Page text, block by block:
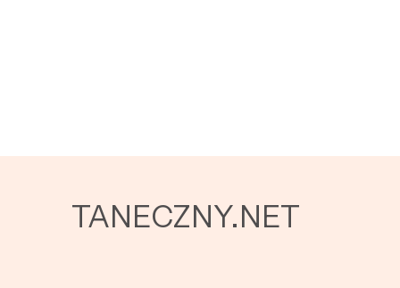
TANECZNY.NET